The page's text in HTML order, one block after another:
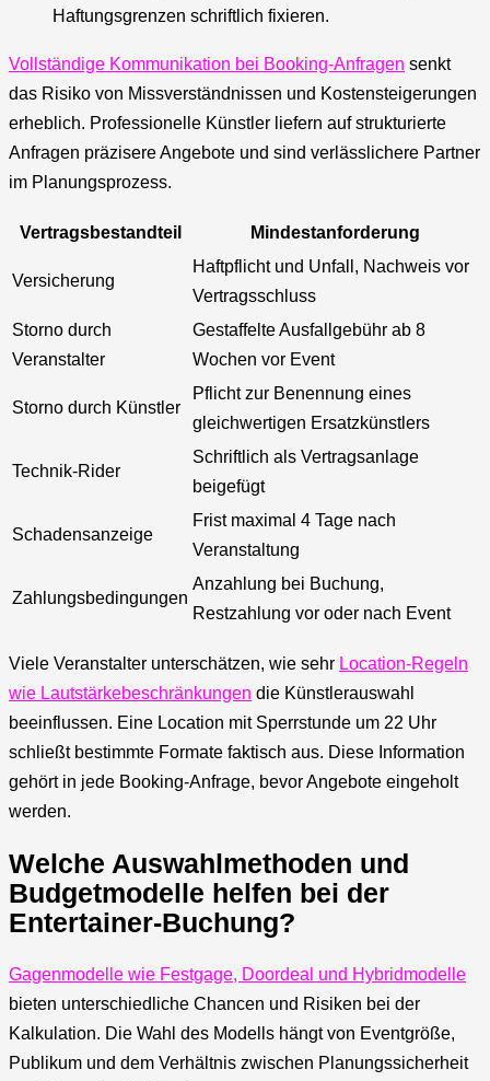
Haftungsgrenzen schriftlich fixieren.
Vollständige Kommunikation bei Booking-Anfragen senkt
das Risiko von Missverständnissen und Kostensteigerungen
erheblich. Professionelle Künstler liefern auf strukturierte
Anfragen präzisere Angebote und sind verlässlichere Partner
im Planungsprozess.
Vertragsbestandteil Mindestanforderung
Versicherung
Haftpflicht und Unfall, Nachweis vor
Vertragsschluss
Storno durch
Veranstalter
Gestaffelte Ausfallgebühr ab 8
Wochen vor Event
Storno durch Künstler
Pflicht zur Benennung eines
gleichwertigen Ersatzkünstlers
Technik-Rider
Schriftlich als Vertragsanlage
beigefügt
Schadensanzeige
Frist maximal 4 Tage nach
Veranstaltung
Zahlungsbedingungen
Anzahlung bei Buchung,
Restzahlung vor oder nach Event
Viele Veranstalter unterschätzen, wie sehr Location-Regeln
wie Lautstärkebeschränkungen die Künstlerauswahl
beeinflussen. Eine Location mit Sperrstunde um 22 Uhr
schließt bestimmte Formate faktisch aus. Diese Information
gehört in jede Booking-Anfrage, bevor Angebote eingeholt
werden.
Welche Auswahlmethoden und
Budgetmodelle helfen bei der
Entertainer-Buchung?
Gagenmodelle wie Festgage, Doordeal und Hybridmodelle
bieten unterschiedliche Chancen und Risiken bei der
Kalkulation. Die Wahl des Modells hängt von Eventgröße,
Publikum und dem Verhältnis zwischen Planungssicherheit